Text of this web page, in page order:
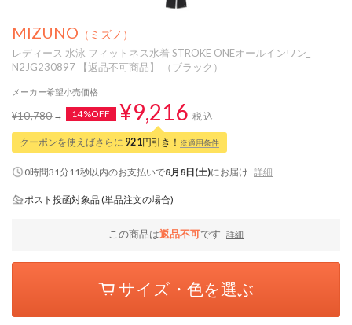
MIZUNO （ミズノ）
レディース 水泳 フィットネス水着 STROKE ONEオールインワン_
N2JG230897 【返品不可商品】 （ブラック）
メーカー希望小売価格
¥10,780 14%OFF ¥9,216 税込
クーポンを使えばさらに 921円引き！ ※適用条件
0時間31分11秒以内のお支払いで8月8日(土)にお届け 詳細
ポスト投函対象品 (単品注文の場合)
この商品は返品不可です 詳細
サイズ・色を選ぶ